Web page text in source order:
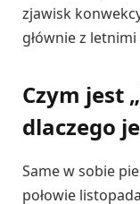
zjawisk
głównie z letnimi
Czym jest
dlaczego
Same w sobie
połowie